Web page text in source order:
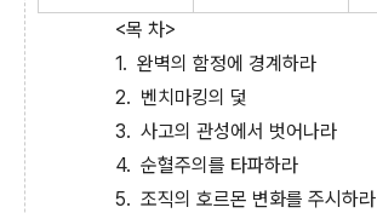
<목 차>
1. 완벽의 함정에 경계하라
2. 벤치마킹의 덫
3. 사고의 관성에서 벗어나라
4. 순혈주의를 타파하라
5. 조직의 호르몬 변화를 주시하라